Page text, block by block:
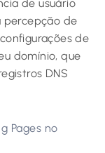
de usuário
percepção de
de
domínio, que
DNS
Pages no